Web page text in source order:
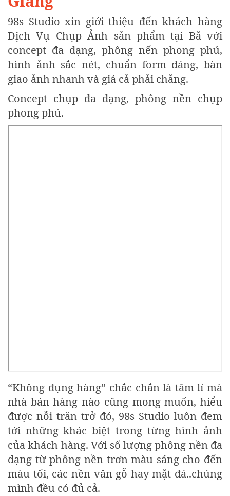
98s Studio xin giới thiệu đến khách hàng
Dịch Vụ Chụp Ảnh sản phẩm tại Bă với
concept đa dạng, phông nến phong phú,
hình ảnh sắc nét, chuẩn form dáng, bàn
giao ảnh nhanh và giá cả phải chăng.
Concept chụp đa dạng, phông nền chụp
phong phú.
“Không đụng hàng” chắc chắn là tâm lí mà
nhà bán hàng nào cũng mong muốn, hiểu
được nỗi trăn trở đó, 98s Studio luôn đem
tới những khác biệt trong từng hình ảnh
của khách hàng. Với số lượng phông nền đa
dạng từ phông nền trơn màu sáng cho đến
màu tối, các nền vân gỗ hay mặt đá..chúng
mình đều có đủ cả.